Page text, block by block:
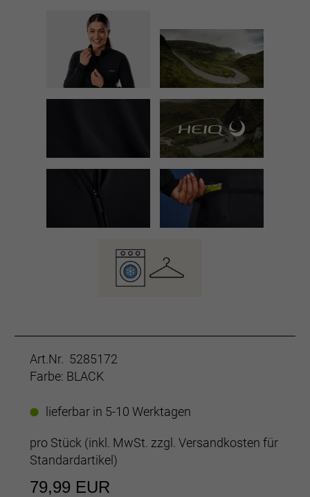
Art.Nr. 5285172
Farbe: BLACK
lieferbar in 5-10 Werktagen
pro Stück (inkl. MwSt. zzgl. Versandkosten für
Standardartikel)
79,99 EUR